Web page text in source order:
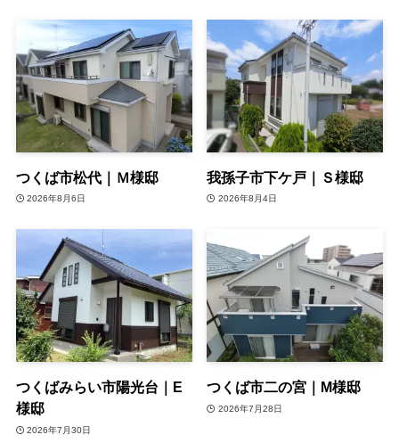
つくば市松代｜Ｍ様邸
2026年8月6日
我孫子市下ケ戸｜Ｓ様邸
2026年8月4日
つくばみらい市陽光台｜E
様邸
2026年7月30日
つくば市二の宮｜M様邸
2026年7月28日